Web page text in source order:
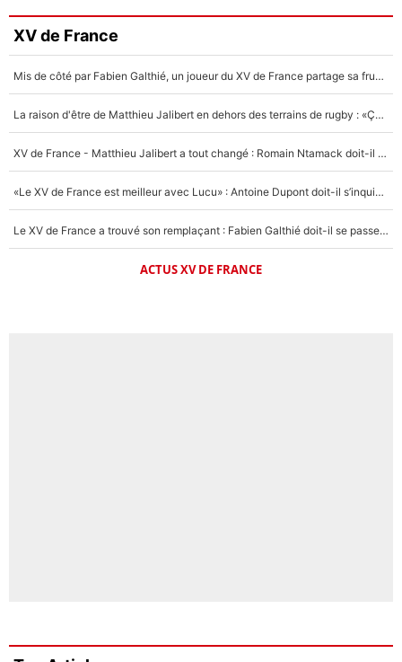
XV de France
Mis de côté par Fabien Galthié, un joueur du XV de France partage sa frustration : «ils ne me l’ont pas dit tout de suite»
La raison d'être de Matthieu Jalibert en dehors des terrains de rugby : «Ça m'atteint autant que si tu touches à un membre de ma famille»
XV de France - Matthieu Jalibert a tout changé : Romain Ntamack doit-il s’inquiéter pour sa place à un an de la Coupe du monde ?
«Le XV de France est meilleur avec Lucu» : Antoine Dupont doit-il s’inquiéter pour sa place ?
Le XV de France a trouvé son remplaçant : Fabien Galthié doit-il se passer d'Antoine Dupont ?
ACTUS XV DE FRANCE